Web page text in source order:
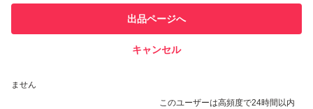
での取引実績があります
ません
このユーザーは高頻度で24時間以内
出品ページへ
キャンセル